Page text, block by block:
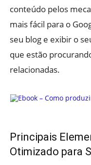
conteúdo pelos
mais fácil para o
seu blog e exibir o
que estão
relacionadas.
Principais
Otimizado para